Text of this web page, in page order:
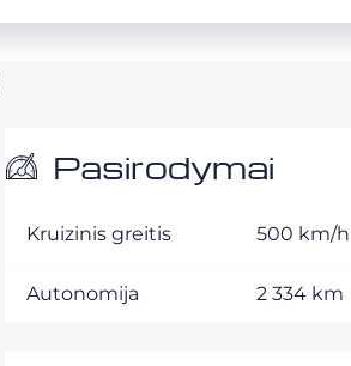
Pasirodymai
Kruizinis greitis 500 km/h
Autonomija 2 334 km